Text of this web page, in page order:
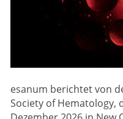
esanum berichtet von
Society of Hematology,